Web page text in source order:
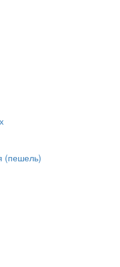
(пешель)